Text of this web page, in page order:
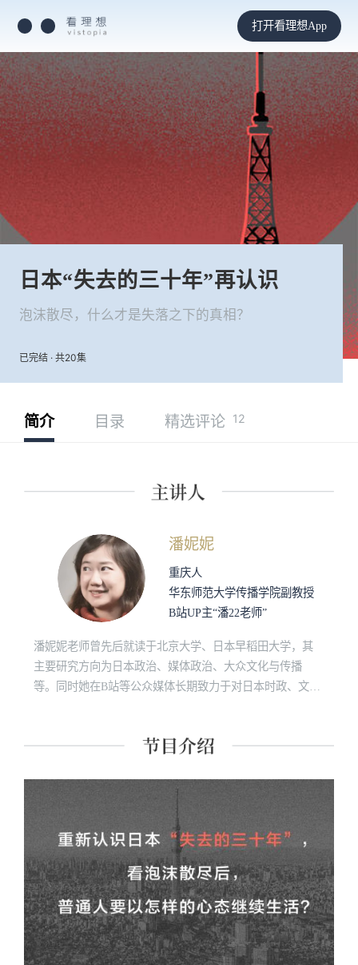
打开看理想App
日本“失去的三十年”再认识
泡沫散尽，什么才是失落之下的真相？
已完结 · 共20集
简介 目录 精选评论 12
潘妮妮
重庆人
华东师范大学传播学院副教授
B站UP主“潘22老师”
潘妮妮老师曾先后就读于北京大学、日本早稻田大学，其
主要研究方向为日本政治、媒体政治、大众文化与传播
等。同时她在B站等公众媒体长期致力于对日本时政、文化